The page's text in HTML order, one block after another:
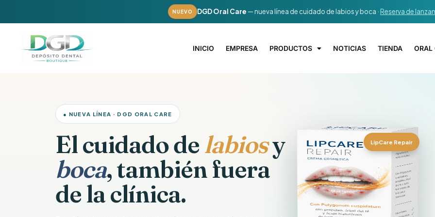
NUEVO DGD Oral Care — nueva línea de cuidado de labios y boca · Reserva de
INICIO EMPRESA PRODUCTOS NOTICIAS TIENDA ORAL
● NUEVA LÍNEA · DGD ORAL CARE
El cuidado delabiosy
boca, también fuera
de la clínica.
LipCare Repair